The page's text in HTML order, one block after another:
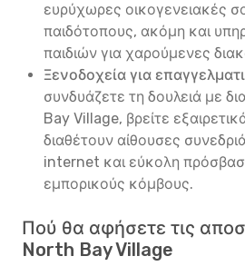
ευρύχωρες οικογενειακές
παιδότοπους, ακόμη και
παιδιών για χαρούμενες
Ξενοδοχεία για
συνδυάζετε τη δουλειά με
Bay Village, βρείτε
διαθέτουν αίθουσες
internet και εύκολη
εμπορικούς κόμβους.
Πού θα αφήσετε τις
North Bay Village